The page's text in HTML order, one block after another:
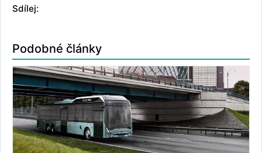
Sdílej:
Podobné články